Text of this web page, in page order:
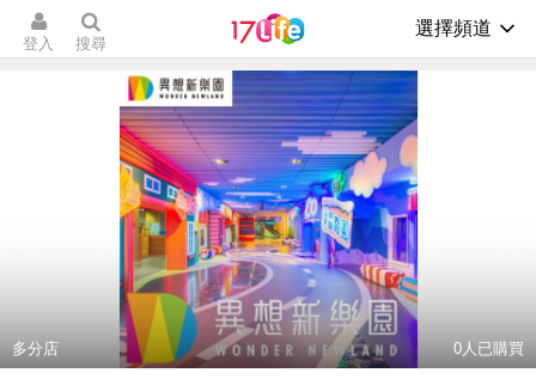
登入 搜尋
選擇頻道
多分店 0人已購買